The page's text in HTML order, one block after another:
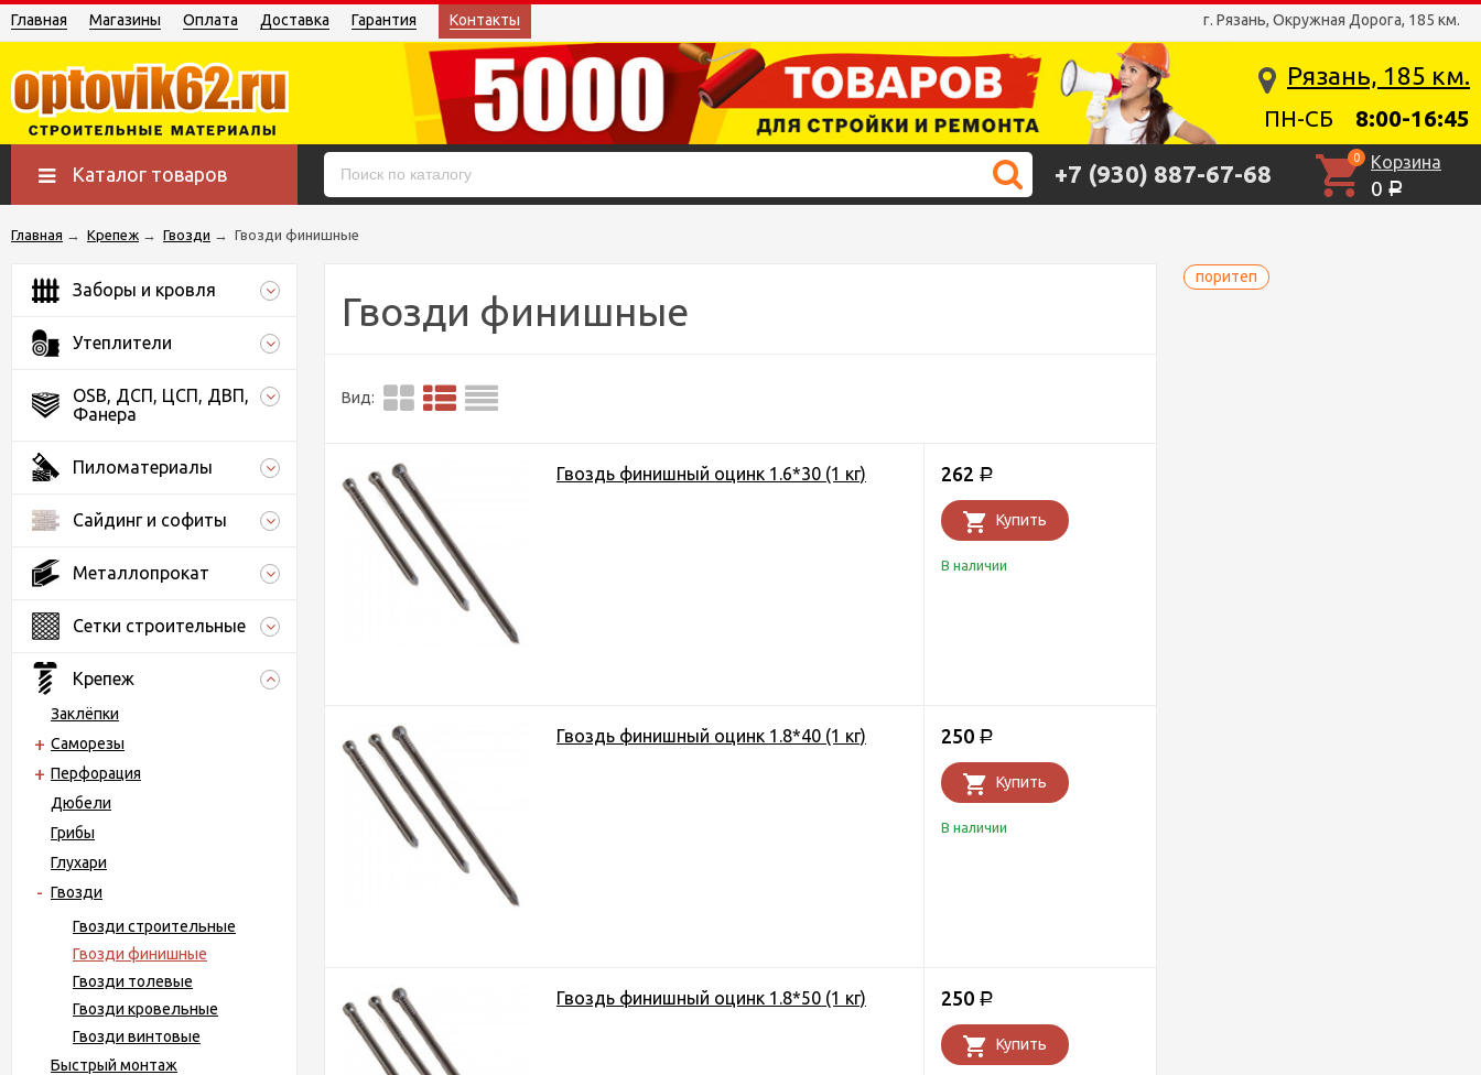
г. Рязань, Окружная Дорога, 185 км.
Главная Магазины Оплата Доставка Гарантия Контакты
Рязань, 185 км.
ПН-СБ 8:00-16:45
Каталог товаров +7 (930) 887-67-68
0 Корзина
0 Р
Главная → Крепеж → Гвозди → Гвозди финишные
поритеп
Заборы и кровля
Утеплители
OSB, ДСП, ЦСП, ДВП,
Фанера
Пиломатериалы
Сайдинг и софиты
Металлопрокат
Сетки строительные
Крепеж
Заклёпки
Саморезы
Перфорация
Дюбели
Грибы
Глухари
Гвозди
Гвозди строительные
Гвозди финишные
Гвозди толевые
Гвозди кровельные
Гвозди винтовые
Быстрый монтаж
Гвозди финишные
Вид:
Гвоздь финишный оцинк 1.6*30 (1 кг) 262 Р
Купить
В наличии
Гвоздь финишный оцинк 1.8*40 (1 кг) 250 Р
Купить
В наличии
Гвоздь финишный оцинк 1.8*50 (1 кг) 250 Р
Купить